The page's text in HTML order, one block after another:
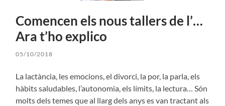
Comencen els nous tallers de l’…
Ara t’ho explico
05/10/2018
La lactància, les emocions, el divorci, la por, la parla, els
hàbits saludables, l’autonomia, els límits, la lectura… Són
molts dels temes que al llarg dels anys es van tractant als